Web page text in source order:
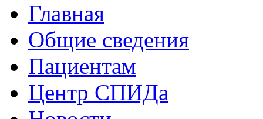
Главная
Общие сведения
Пациентам
Центр СПИДа